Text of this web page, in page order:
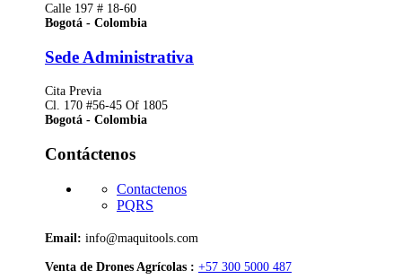
Calle 197 # 18-60
Bogotá - Colombia
Sede Administrativa
Cita Previa
Cl. 170 #56-45 Of 1805
Bogotá - Colombia
Contáctenos
Contactenos
PQRS
Email: info@maquitools.com
Venta de Drones Agrícolas : +57 300 5000 487